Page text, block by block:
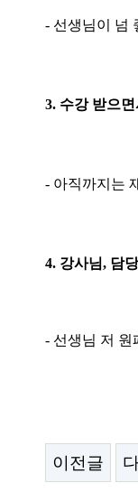
- 선생님이 넘
3. 수강 받으면
- 아직까지는
4. 강사님, 담
- 선생님 저 원
이전글